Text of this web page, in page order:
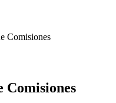
Comisiones
Comisiones